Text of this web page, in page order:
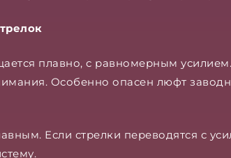
плавно, с равномерным
Особенно опасен люфт
Если стрелки переводятся с